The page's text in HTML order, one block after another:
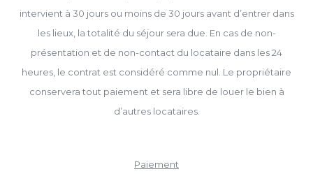
intervient à 30 jours ou moins de 30 jours avant d’entrer dans
les lieux, la totalité du séjour sera due. En cas de non-
présentation et de non-contact du locataire dans les 24
heures, le contrat est considéré comme nul. Le propriétaire
conservera tout paiement et sera libre de louer le bien à
d’autres locataires.
Paiement